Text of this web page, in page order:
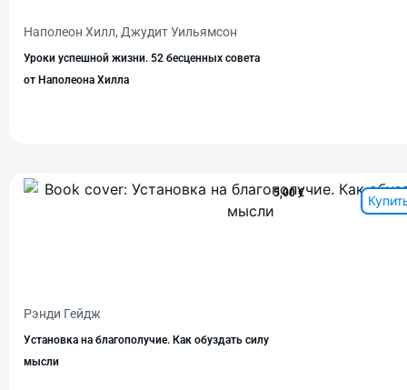
Наполеон Хилл, Джудит Уильямсон
Уроки успешной жизни. 52 бесценных совета
от Наполеона Хилла
Рэнди Гейдж
Установка на благополучие. Как обуздать силу
мысли
5,00€